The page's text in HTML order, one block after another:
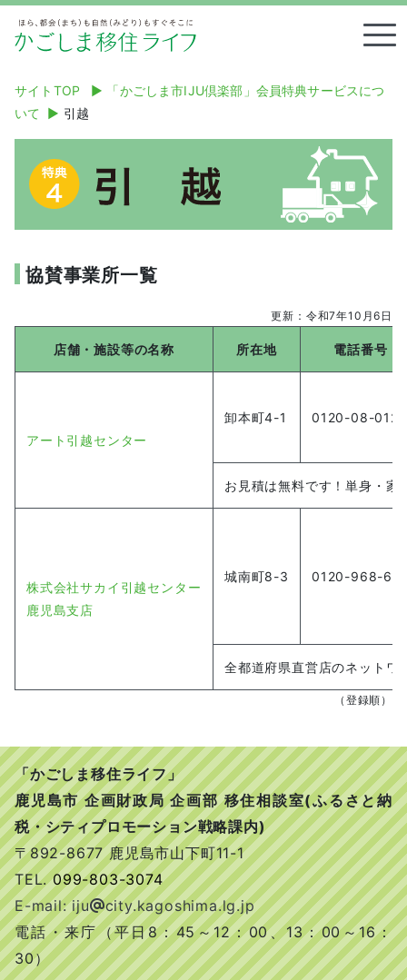
サイトTOP ▶︎
「かごしま市IJU倶楽部」会員特典サービスにつ
いて ▶︎ 引越
協賛事業所一覧
更新：令和7年10月6日
店舗・施設等の名称 所在地 電話番号
アート引越センター
卸本町4-1 0120-08-0123
お見積は無料です！単身・家
株式会社サカイ引越センター
鹿児島支店
城南町8-3 0120-968-
全都道府県直営店のネットワ
（登録順）
「かごしま移住ライフ」
鹿児島市 企画財政局 企画部 移住相談室(ふるさと納
税・シティプロモーション戦略課内)
〒892-8677 鹿児島市山下町11-1
TEL.099-803-3074
E-mail: iju
city.kagoshima.lg.jp
電話・来庁（平日8：45～12：00、13：00～16：
30）